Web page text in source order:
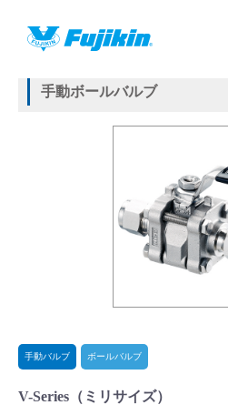
製品情報
ダウンロード
製品カタログダウンロード
よくあるご質問(FAQ)・用語集
HOME 製品情報
手動ボールバルブ
手動バルブ ボールバルブ
V-Series（ミリサイズ）